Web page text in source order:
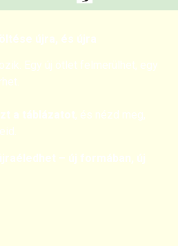
újra, és újra
Egy új ötlet felmerülhet, egy
a táblázatot, és nézd meg,
– új formában, új